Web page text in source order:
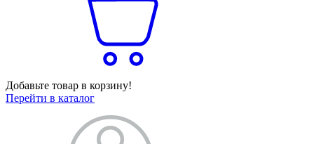
Добавьте товар в корзину!
Перейти в каталог